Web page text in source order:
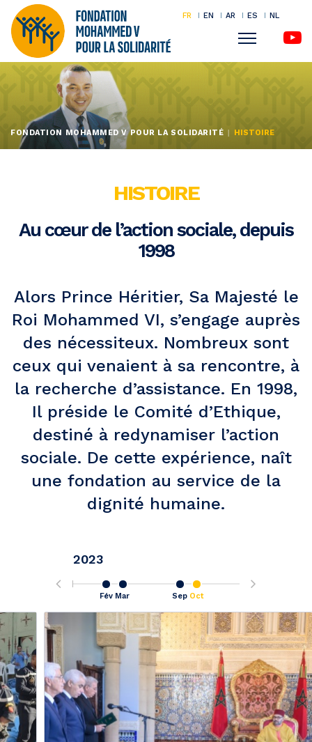
Aller
au
principal
FR EN AR ES NL
Menu
FONDATION MOHAMMED V POUR LA SOLIDARITÉ HISTOIRE
HISTOIRE
Au cœur de l’action sociale, depuis
1998
Alors Prince Héritier, Sa Majesté le
Roi Mohammed VI, s’engage auprès
des nécessiteux. Nombreux sont
ceux qui venaient à sa rencontre, à
la recherche d’assistance. En 1998,
Il préside le Comité d’Ethique,
destiné à redynamiser l’action
sociale. De cette expérience, naît
une fondation au service de la
dignité humaine.
2023
Fév Mar Sep Oct